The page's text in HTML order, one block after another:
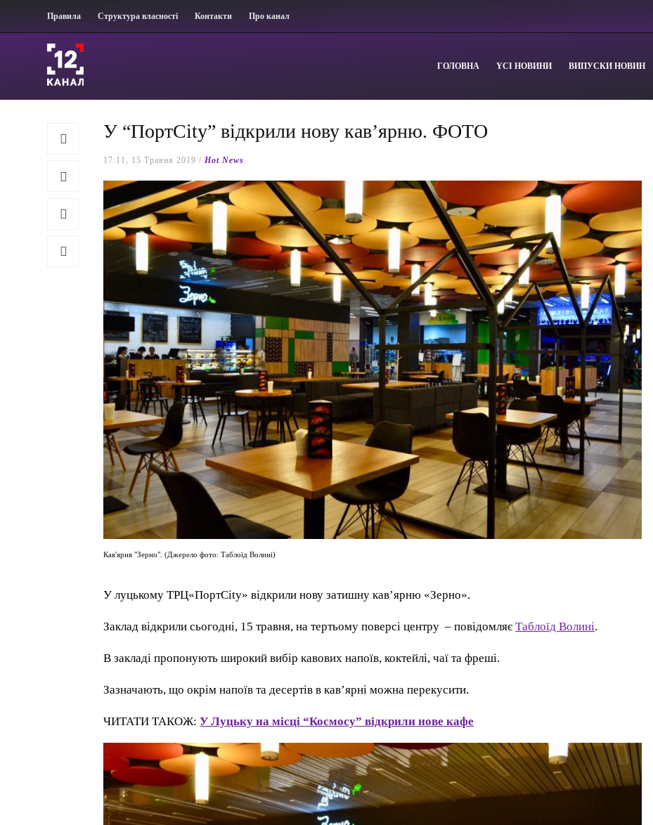
Правила Структура власності Контакти Про канал
ГОЛОВНА YСІ НОВИНИ ВИПУСКИ НОВИН
У “ПортCity” відкрили нову кав’ярню. ФОТО
17:11, 15 Травня 2019 /Hot News
Кав'ярня "Зерно". (Джерело фото: Таблоїд Волині)
У луцькому ТРЦ«ПортCity» відкрили нову затишну кав’ярню «Зерно».
Заклад відкрили сьогодні, 15 травня, на тертьому поверсі центру – повідомляєТаблоїд Волині.
В закладі пропонують широкий вибір кавових напоїв, коктейлі, чаї та фреші.
Зазначають, що окрім напоїв та десертів в кав’ярні можна перекусити.
ЧИТАТИ ТАКОЖ:У Луцьку на місці “Космосу” відкрили нове кафе